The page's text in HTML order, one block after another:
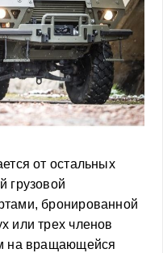
от остальных
грузовой
бронированной
или трех членов
на вращающейся